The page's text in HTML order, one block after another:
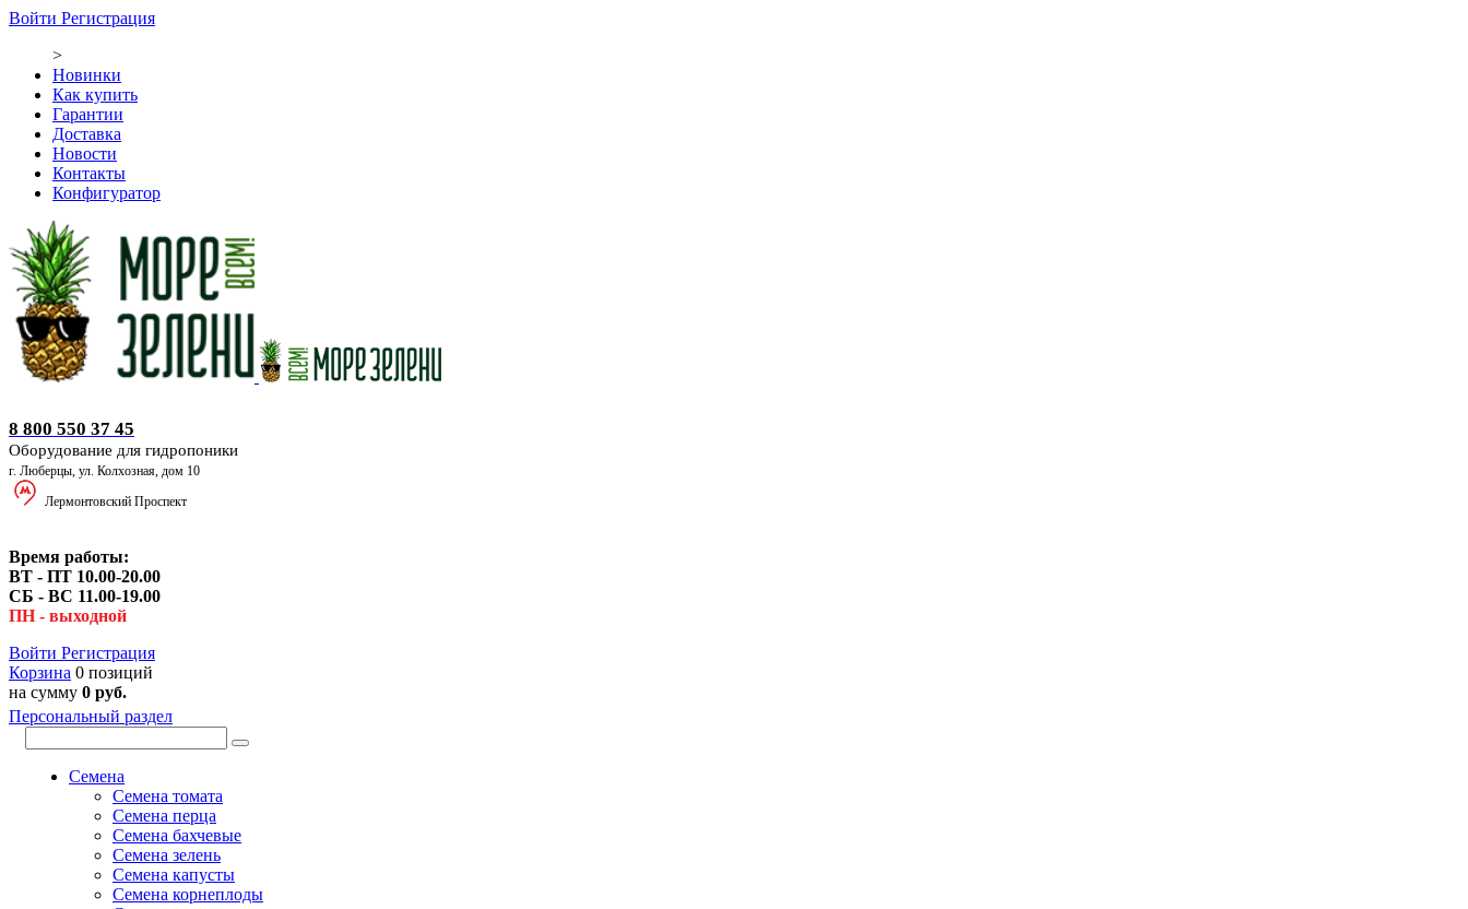
Войти Регистрация
>
Новинки
Как купить
Гарантии
Доставка
Новости
Контакты
Конфигуратор
8 800 550 37 45
Оборудование для гидропоники
г. Люберцы, ул. Колхозная, дом 10
Лермонтовский Проспект
Время работы:
ВТ - ПТ 10.00-20.00
СБ - ВС 11.00-19.00
ПН - выходной
Войти Регистрация
Корзина 0 позиций
на сумму 0 руб.
Персональный раздел
Семена
Семена томата
Семена перца
Семена бахчевые
Семена зелень
Семена капусты
Семена корнеплоды